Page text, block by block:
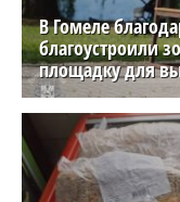
В Гомеле
благоустроили
площадку для